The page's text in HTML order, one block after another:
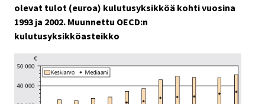
olevat tulot (euroa) kulutusyksikköä kohti vuosina
1993 ja 2002. Muunnettu OECD:n
kulutusyksikköasteikko